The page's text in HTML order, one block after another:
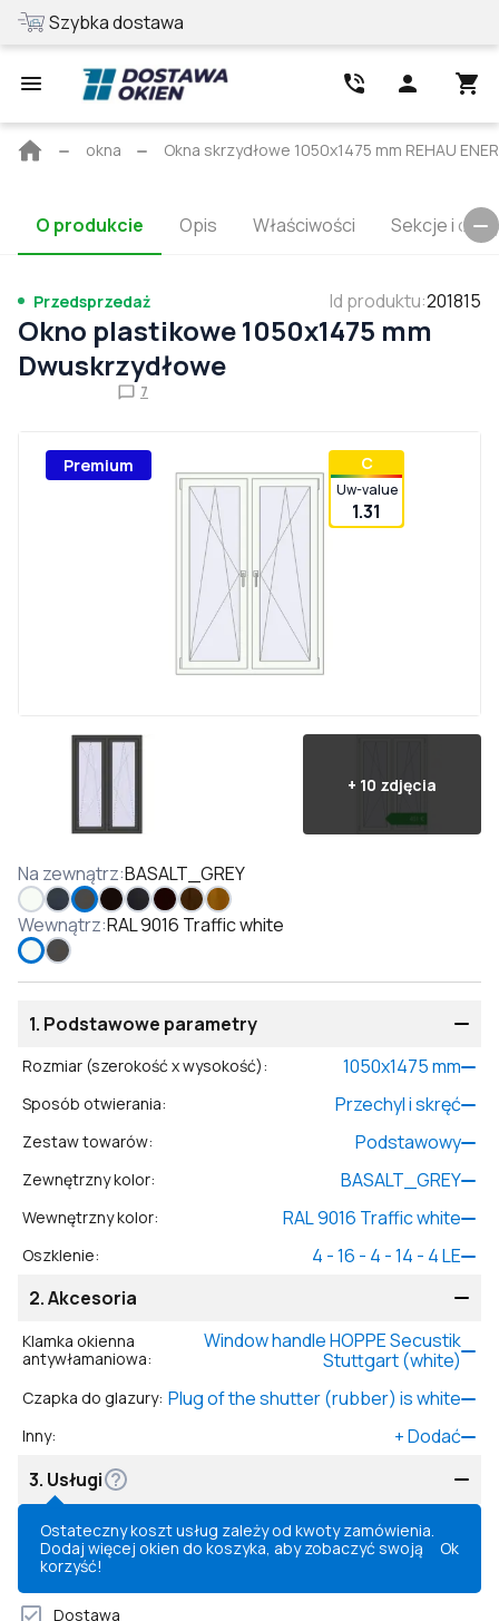
Szybka dostawa
Strona
okna Okna skrzydłowe 1050x1475 mm REHAU
O produkcie Opis Właściwości Sekcje i
Przedsprzedaż Id produktu:201815
Okno plastikowe 1050x1475 mm
Dwuskrzydłowe
7
Premium С
Uw-value
1.31
+ 10 zdjęcia
Na zewnątrz:BASALT_GREY
Wewnątrz:RAL 9016 Traffic white
1. Podstawowe parametry
Rozmiar (szerokość x wysokość): 1050x1475mm
Sposób otwierania: Przechyl i skręć
Zestaw towarów: Podstawowy
Zewnętrzny kolor: BASALT_GREY
Wewnętrzny kolor: RAL 9016 Traffic white
Oszklenie:
4 - 16 - 4 - 14 - 4 LE
2.Akcesoria
Klamka okienna
antywłamaniowa:
Window handle HOPPE Secustik
Stuttgart (white)
Czapka do glazury: Plug of the shutter (rubber) is white
Inny: +Dodać
3. Usługi
Ostateczny koszt usług zależy od kwoty zamówienia.
Dodaj więcej okien do koszyka, aby zobaczyć swoją
korzyść!
Ok
Dostawa